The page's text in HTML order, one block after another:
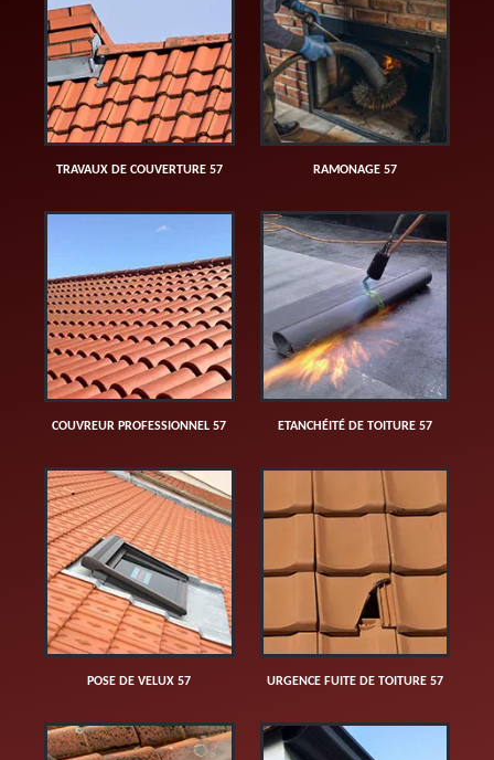
TRAVAUX DE COUVERTURE 57 RAMONAGE 57
COUVREUR PROFESSIONNEL 57 ETANCHÉITÉ DE TOITURE 57
POSE DE VELUX 57 URGENCE FUITE DE TOITURE 57